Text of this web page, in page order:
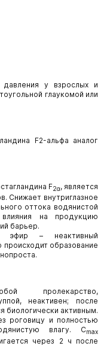
давления у взрослых и
глаукомой или
F2-альфа аналог
F2α, является
Снижает внутриглазное
оттока водянистой
на продукцию
барьер.
эфир – неактивный
образование
пролекарство,
неактивен; после
биологически активным.
роговицу и полностью
влагу. Cmax
через 2 ч после